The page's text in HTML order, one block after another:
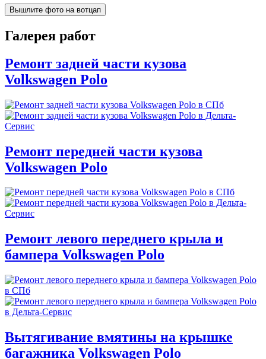
Вышлите фото на вотцап
Галерея работ
Ремонт задней части кузова
Volkswagen Polo
Ремонт передней части кузова
Volkswagen Polo
Ремонт левого переднего крыла и
бампера Volkswagen Polo
Вытягивание вмятины на крышке
багажника Volkswagen Polo